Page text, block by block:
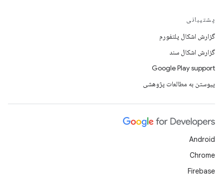
پشتیبانی
گزارش اشکال پلتفورم
گزارش اشکال سند
Google Play support
پیوستن به مطالعات پژوهشی
Android
Chrome
Firebase